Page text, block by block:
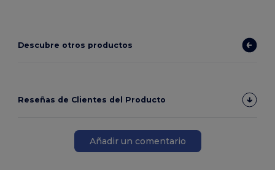
Descubre otros productos
Reseñas de Clientes del Producto
Añadir un comentario